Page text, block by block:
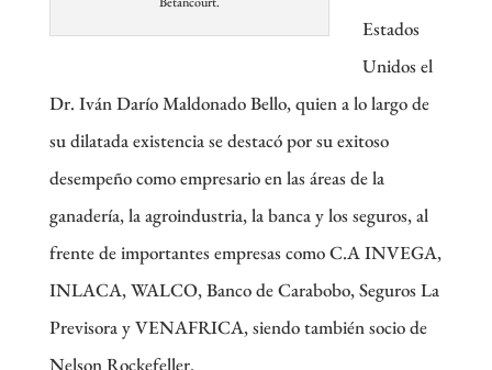
Estados
Unidos el
Dr. Iván Darío Maldonado Bello, quien a lo largo de
su dilatada existencia se destacó por su exitoso
desempeño como empresario en las áreas de la
ganadería, la agroindustria, la banca y los seguros, al
frente de importantes empresas como C.A INVEGA,
INLACA, WALCO, Banco de Carabobo, Seguros La
Previsora y VENAFRICA, siendo también socio de
Nelson Rockefeller.